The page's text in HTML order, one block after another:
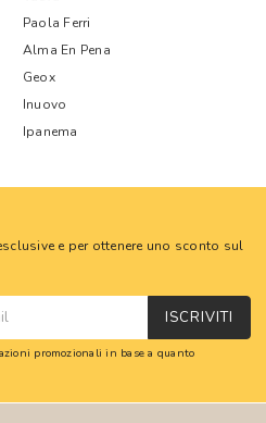
Paola Ferri
Alma En Pena
Geox
Inuovo
Ipanema
e per ottenere uno sconto sul
ISCRIVITI
promozionali in base a quanto